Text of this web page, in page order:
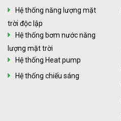
Hệ thống năng lượng mặt
trời độc lập
Hệ thống bơm nước năng
lượng mặt trời
Hệ thống Heat pump
Hệ thống chiếu sáng